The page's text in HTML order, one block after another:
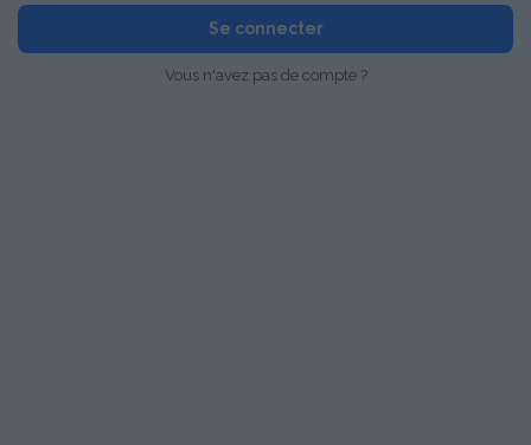
Se connecter
Vous n'avez pas de compte ?